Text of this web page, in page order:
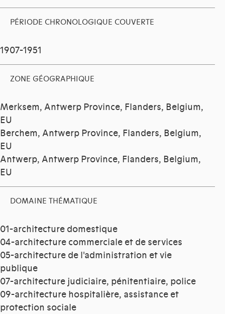
PÉRIODE CHRONOLOGIQUE COUVERTE
1907-1951
ZONE GÉOGRAPHIQUE
Merksem, Antwerp Province, Flanders, Belgium,
EU
Berchem, Antwerp Province, Flanders, Belgium,
EU
Antwerp, Antwerp Province, Flanders, Belgium,
EU
DOMAINE THÉMATIQUE
01-architecture domestique
04-architecture commerciale et de services
05-architecture de l'administration et vie
publique
07-architecture judiciaire, pénitentiaire, police
09-architecture hospitalière, assistance et
protection sociale